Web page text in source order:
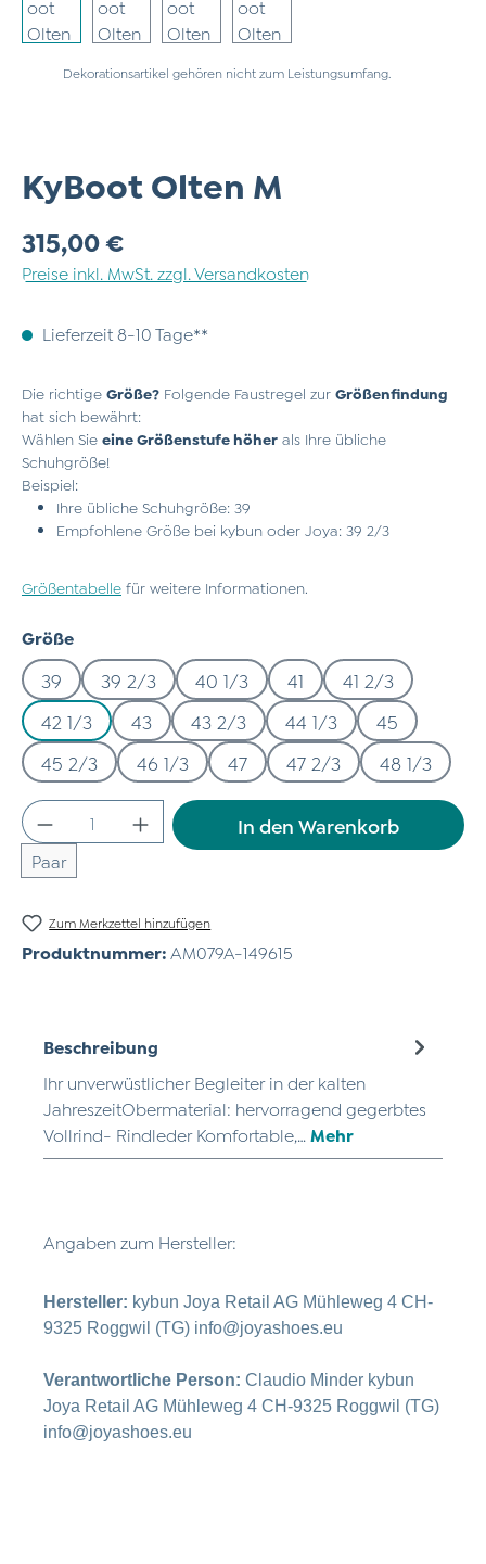
Dekorationsartikel gehören nicht zum Leistungsumfang.
KyBoot Olten M
Regulärer Preis:
315,00 €
Preise inkl. MwSt. zzgl. Versandkosten
Lieferzeit 8-10 Tage**
Die richtige Größe? Folgende Faustregel zur Größenfindung
hat sich bewährt:
Wählen Sie eine Größenstufe höher als Ihre übliche
Schuhgröße!
Beispiel:
Ihre übliche Schuhgröße: 39
Empfohlene Größe bei kybun oder Joya: 39 2/3
Größentabelle für weitere Informationen.
Größeauswählen
39 39 2/3 40 1/3 41
41 2/3
42 1/3
43 43 2/3 44 1/3
45
45 2/3
46 1/3 47 47 2/3 48 1/3
Produkt Anzahl: Gib den gewünschten
Paar
In den Warenkorb
Zum Merkzettel hinzufügen
Produktnummer: AM079A-149615
Beschreibung
Ihr unverwüstlicher Begleiter in der kalten
JahreszeitObermaterial: hervorragend gegerbtes
Vollrind- Rindleder Komfortable,… Mehr
Angaben zum Hersteller:
Hersteller: kybun Joya Retail AG Mühleweg 4 CH-
9325 Roggwil (TG) info@joyashoes.eu
Verantwortliche Person: Claudio Minder kybun
Joya Retail AG Mühleweg 4 CH-9325 Roggwil (TG)
info@joyashoes.eu